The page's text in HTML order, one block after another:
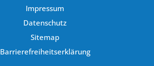
Impressum
Datenschutz
Sitemap
Barrierefreiheitserklärung